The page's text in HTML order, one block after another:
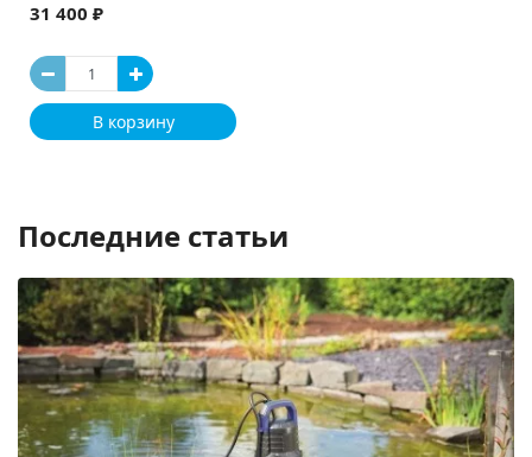
31 400 ₽
В корзину
Последние статьи